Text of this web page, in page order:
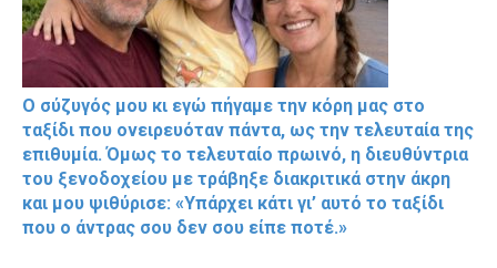
Ο σύζυγός μου κι εγώ πήγαμε την κόρη μας στο
ταξίδι που ονειρευόταν πάντα, ως την τελευταία της
επιθυμία. Όμως το τελευταίο πρωινό, η διευθύντρια
του ξενοδοχείου με τράβηξε διακριτικά στην άκρη
και μου ψιθύρισε: «Υπάρχει κάτι γι’ αυτό το ταξίδι
που ο άντρας σου δεν σου είπε ποτέ.»